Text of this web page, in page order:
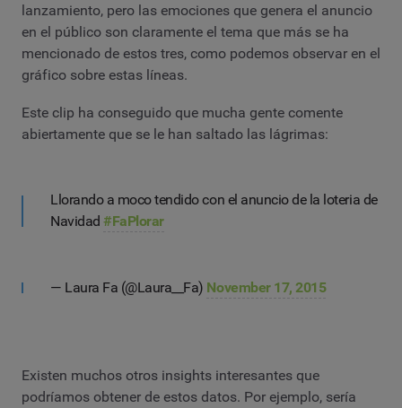
lanzamiento, pero las emociones que genera el anuncio
en el público son claramente el tema que más se ha
mencionado de estos tres, como podemos observar en el
gráfico sobre estas líneas.
Este clip ha conseguido que mucha gente comente
abiertamente que se le han saltado las lágrimas:
Llorando a moco tendido con el anuncio de la loteria de
Navidad#FaPlorar
— Laura Fa (@Laura__Fa) November 17, 2015
Existen muchos otros insights interesantes que
podríamos obtener de estos datos. Por ejemplo, sería